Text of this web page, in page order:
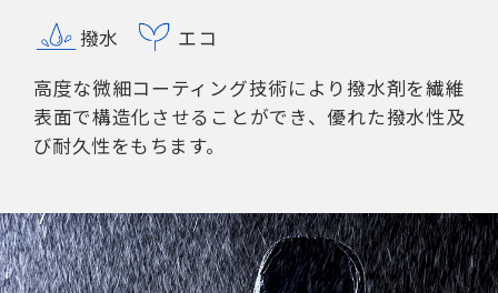
撥水
エコ
高度な微細コーティング技術により撥水剤を繊維
表面で構造化させることができ、優れた撥水性及
び耐久性をもちます。